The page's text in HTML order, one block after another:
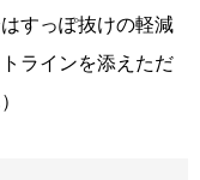
すっぽ抜けの軽減
ラインを添えただ